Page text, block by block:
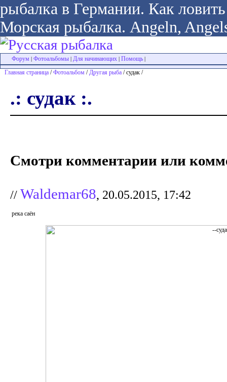
рыбалка в Германии. Как
Морская рыбалка. Angeln,
Форум Фотоальбомы Для начинающих Помощь
Главная страница /Фотоальбом /Другая рыба / судак /
.: судак :.
Смотри комментарии или
// Waldemar68, 20.05.2015, 17:42
река саён